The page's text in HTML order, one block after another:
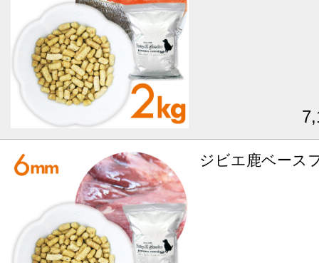
ジビエ鹿ベース